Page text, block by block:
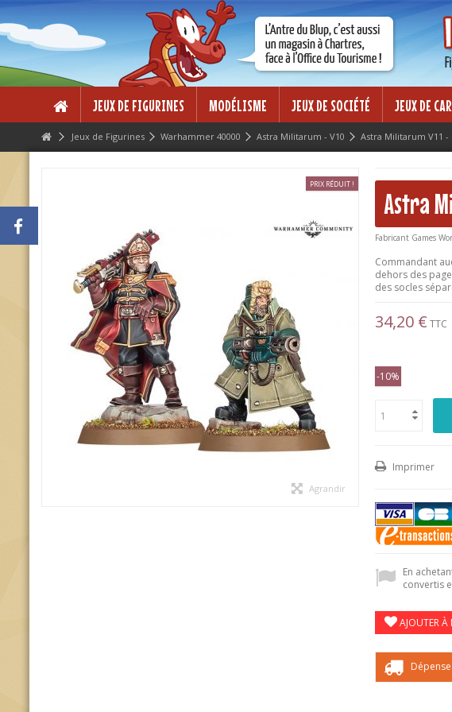
Lorem ipsum dolor sit amet
Lorem ipsum dolor sit amet, consectetur adipisicing elit, sed do eiusmod tempor
dolore magna aliqua. Ut enim ad minim veniam, quis nostrud exercitation ullamco laboris
ea commodo consequat.
JEUX DE FIGURINES MODÉLISME JEUX DE SOCIÉTÉ JEUX DE
Jeux de Figurines Warhammer 40000 Astra Militarum - V10 Astra Militarum V11 -
PRIX RÉDUIT !
Agrandir
Astra
Fabricant Games
Commandant
dehors des
des socles
34,20 € TTC
-10%
Imprimer
En
convertis
AJOUTER À